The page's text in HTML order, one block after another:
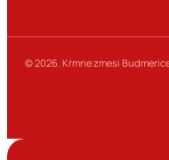
© 2026. Kŕmne zmesi